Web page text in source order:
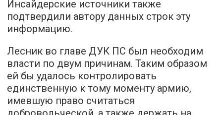
Инсайдерские источники также
подтвердили автору данных строк эту
информацию.
Лесник во главе ДУК ПС был необходим
власти по двум причинам. Таким образом
ей бы удалось контролировать
единственную к тому моменту армию,
имевшую право считаться